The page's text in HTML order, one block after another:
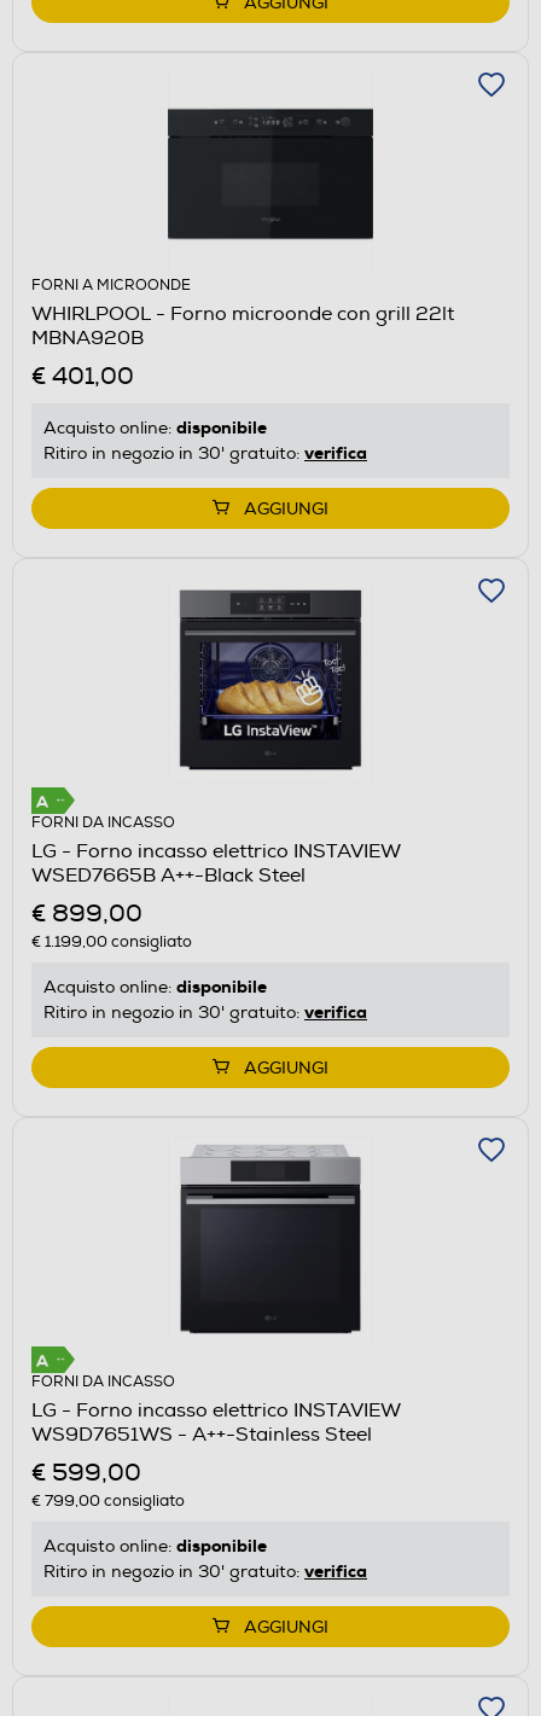
FORNI A MICROONDE
WHIRLPOOL - Forno microonde con grill 22lt
MBNA920B
€ 401,00
Acquisto online: disponibile
Ritiro in negozio in 30' gratuito: verifica
AGGIUNGI
FORNI DA INCASSO
LG - Forno incasso elettrico INSTAVIEW
WSED7665B A++-Black Steel
€ 899,00
€ 1.199,00consigliato
Acquisto online: disponibile
Ritiro in negozio in 30' gratuito: verifica
AGGIUNGI
FORNI DA INCASSO
LG - Forno incasso elettrico INSTAVIEW
WS9D7651WS - A++-Stainless Steel
€ 599,00
€ 799,00consigliato
Acquisto online: disponibile
Ritiro in negozio in 30' gratuito: verifica
AGGIUNGI